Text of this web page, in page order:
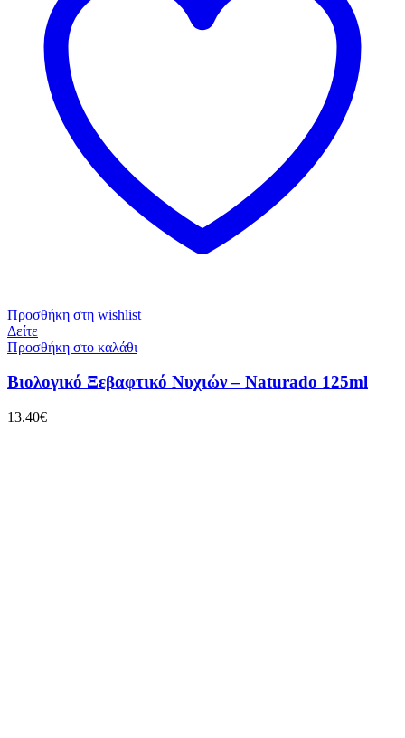
Προσθήκη στη wishlist
Δείτε
Προσθήκη στο καλάθι
Bιολογικό Ξεβαφτικό Νυχιών – Naturado 125ml
13.40€